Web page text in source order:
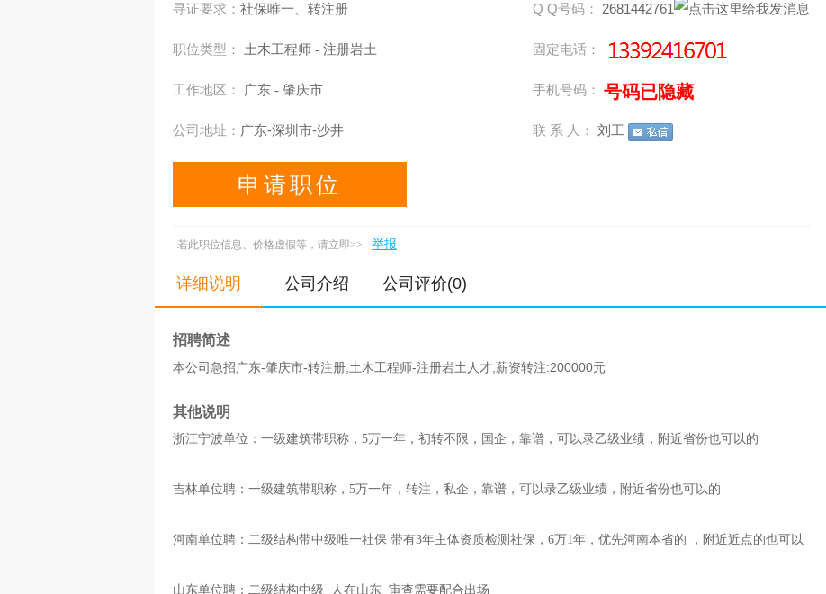
寻证要求： 社保唯一、转注册
职位类型： 土木工程师 - 注册岩土
工作地区： 广东 - 肇庆市
公司地址： 广东-深圳市-沙井
Q Q号码： 2681442761
固定电话：
手机号码： 号码已隐藏
联 系 人： 刘工
申请职位
若此职位信息、价格虚假等，请立即>> 举报
详细说明 公司介绍 公司评价(0)
招聘简述
本公司急招广东-肇庆市-转注册,土木工程师-注册岩土人才,薪资转注:200000元
其他说明
浙江宁波单位：一级建筑带职称，5万一年，初转不限，国企，靠谱，可以录乙级业绩，附近省份也可以的
吉林单位聘：一级建筑带职称，5万一年，转注，私企，靠谱，可以录乙级业绩，附近省份也可以的
河南单位聘：二级结构带中级唯一社保 带有3年主体资质检测社保，6万1年，优先河南本省的 ，附近近点的也可以
山东单位聘：二级结构中级 人在山东 审查需要配合出场
公用设备工程师 3-16万 6.6-18万